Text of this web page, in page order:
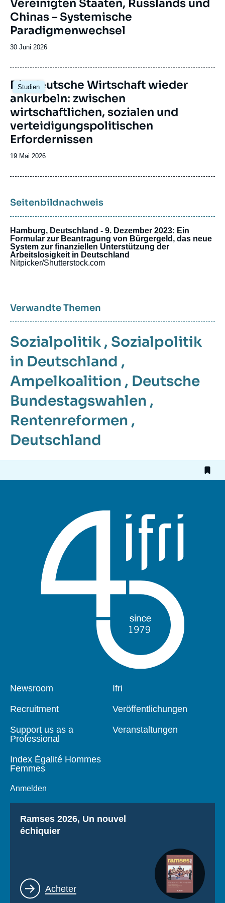
Vereinigten Staaten, Russlands und
Chinas – Systemische
Paradigmenwechsel
Date
publication
30 Juni 2026
Studien
Image
principale
Die deutsche Wirtschaft wieder
ankurbeln: zwischen
wirtschaftlichen, sozialen und
verteidigungspolitischen
Erfordernissen
Date
publication
19 Mai 2026
Seitenbildnachweis
Hamburg, Deutschland - 9. Dezember 2023: Ein
Formular zur Beantragung von Bürgergeld, das neue
System zur finanziellen Unterstützung der
Arbeitslosigkeit in Deutschland
Nitpicker/Shutterstock.com
Verwandte Themen
Sozialpolitik , Sozialpolitik
in Deutschland ,
Ampelkoalition , Deutsche
Bundestagswahlen ,
Rentenreformen ,
Deutschland
Pied
Newsroom
Recruitment
Support us as a
Professional
Index Égalité Hommes
Femmes
Anmelden
Navigation
Ifri
Veröffentlichungen
Veranstaltungen
Titre
Ramses 2026, Un nouvel
échiquier
Lien
Acheter